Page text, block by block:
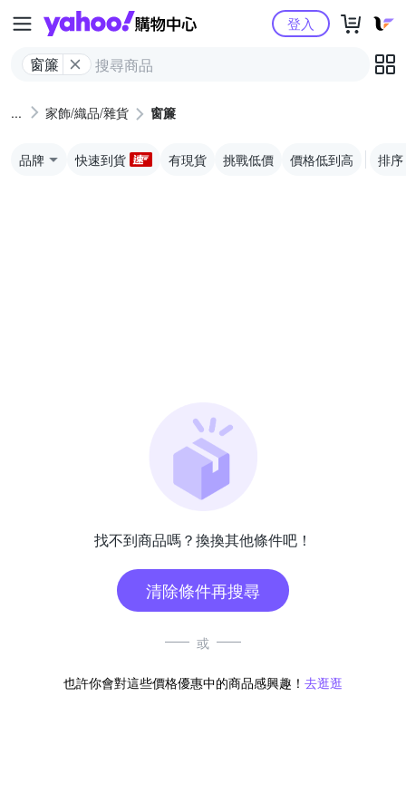
Yahoo購物中心
窗簾
登入
家飾/織品/雜貨 窗簾
品牌 快速到貨 有現貨 挑戰低價 價格低到高 排序
找不到商品嗎？換換其他條件吧！
清除條件再搜尋
或
也許你會對這些價格優惠中的商品感興趣！ 去逛逛